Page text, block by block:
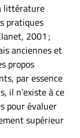
littérature
pratiques
2001 ;
anciennes et
propos
par essence
il n’existe à ce
pour évaluer
supérieur